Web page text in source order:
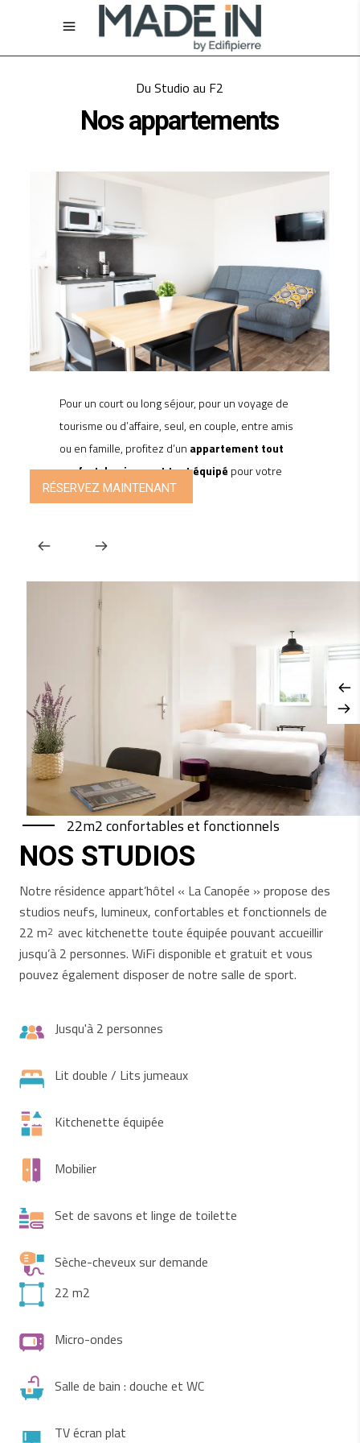
RÉSERVEZ MAINTENANT
Du Studio au F2
Nos appartements
Pour un court ou long séjour, pour un voyage de
tourisme ou d’affaire, seul, en couple, entre amis
ou en famille, profitez d’un appartement tout
confort, lumineux et tout équipé pour votre
bien-être.
22m2 confortables et fonctionnels
NOS STUDIOS
Notre résidence appart’hôtel « La Canopée » propose des
studios neufs, lumineux, confortables et fonctionnels de
22 m2 avec kitchenette toute équipée pouvant accueillir
jusqu’à 2 personnes. WiFi disponible et gratuit et vous
pouvez également disposer de notre salle de sport.
Jusqu'à 2 personnes
Lit double / Lits jumeaux
Kitchenette équipée
Mobilier
Set de savons et linge de toilette
Sèche-cheveux sur demande
22 m2
Micro-ondes
Salle de bain : douche et WC
TV écran plat